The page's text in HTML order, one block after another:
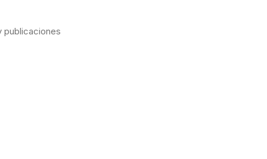
publicaciones